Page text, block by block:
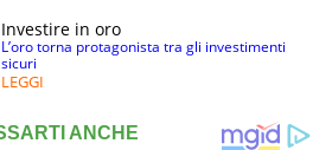
Investire in oro
L’oro torna protagonista tra gli investimenti
sicuri
LEGGI